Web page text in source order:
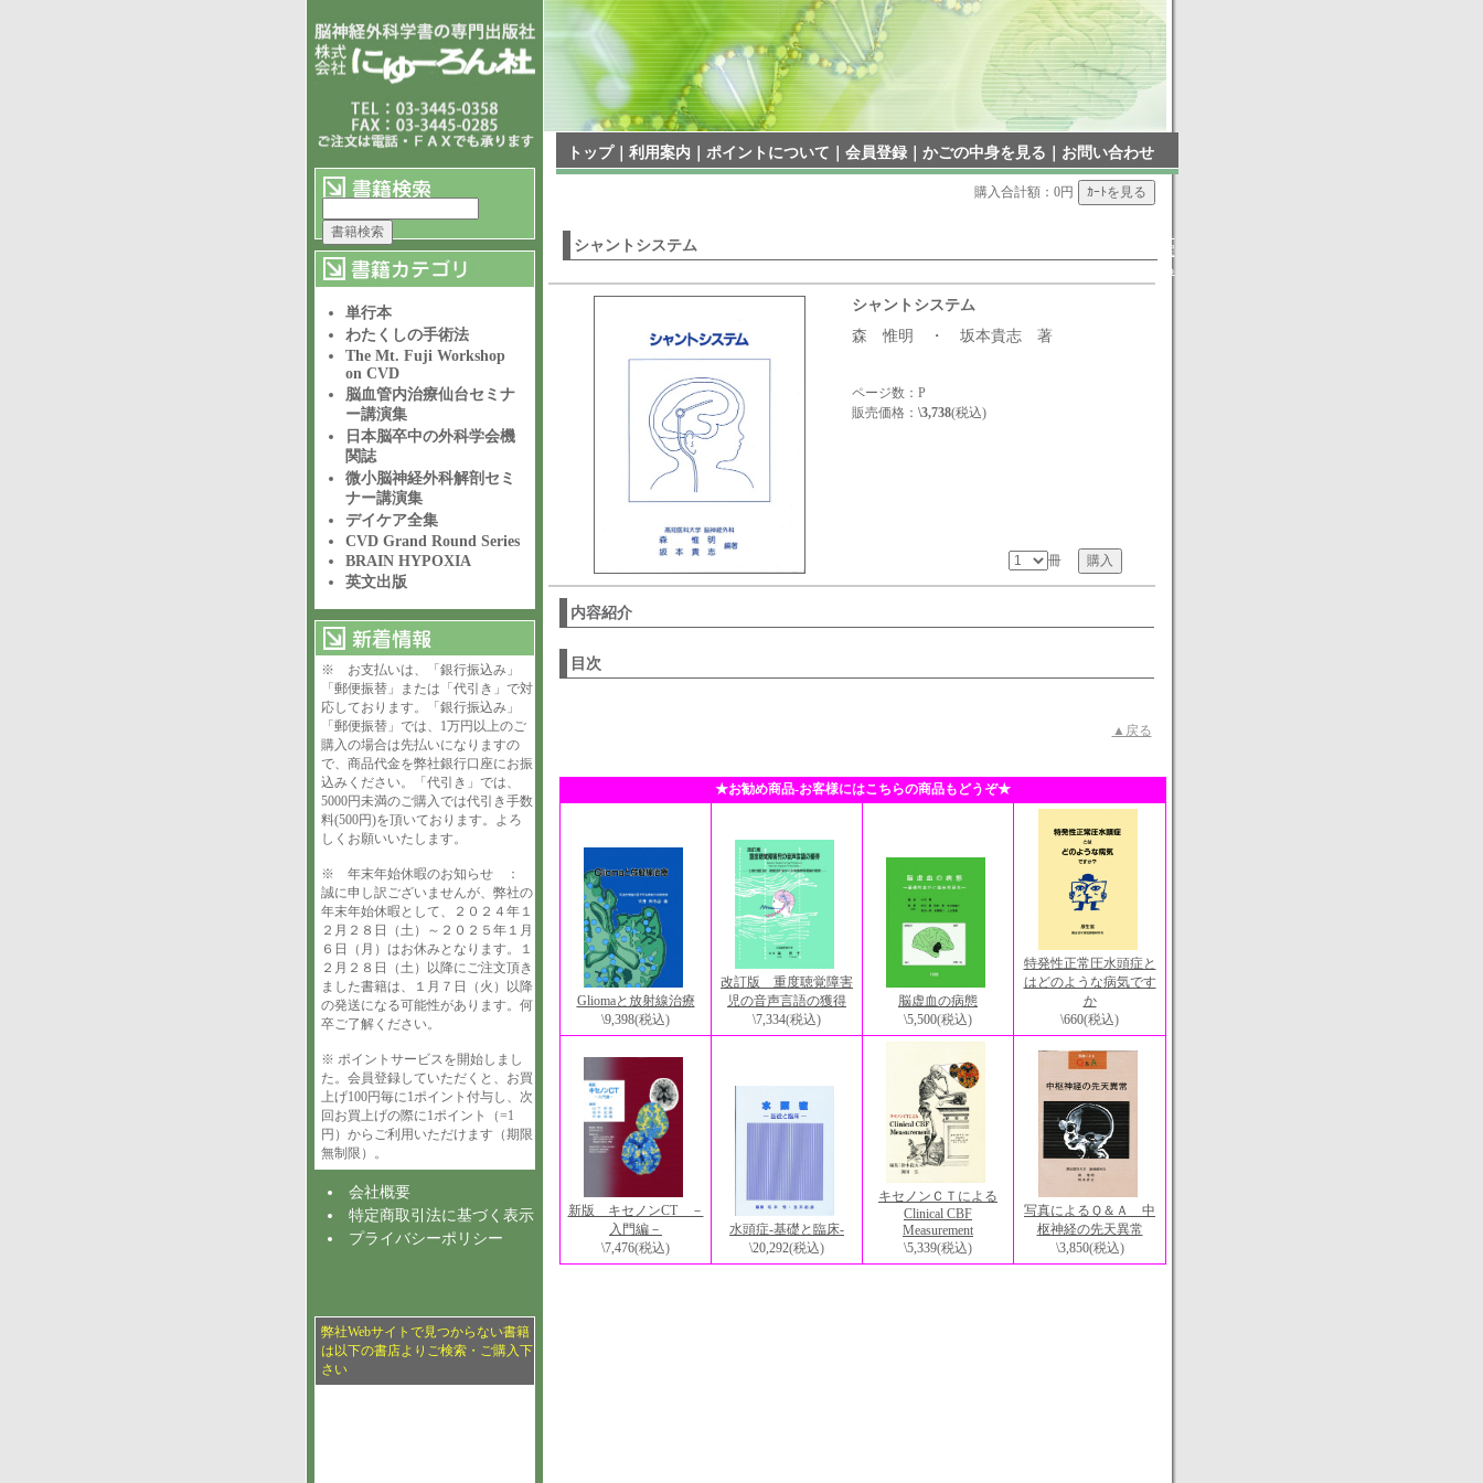
単行本
わたくしの手術法
The Mt. Fuji Workshop
on CVD
脳血管内治療仙台セミナ
ー講演集
日本脳卒中の外科学会機
関誌
微小脳神経外科解剖セミ
ナー講演集
デイケア全集
CVD Grand Round Series
BRAIN HYPOXIA
英文出版
※ お支払いは、「銀行振込み」
「郵便振替」または「代引き」で対
応しております。「銀行振込み」
「郵便振替」では、1万円以上のご
購入の場合は先払いになりますの
で、商品代金を弊社銀行口座にお振
込みください。「代引き」では、
5000円未満のご購入では代引き手数
料(500円)を頂いております。よろ
しくお願いいたします。
※ 年末年始休暇のお知らせ ：
誠に申し訳ございませんが、弊社の
年末年始休暇として、２０２４年１
２月２８日（土）～２０２５年１月
６日（月）はお休みとなります。１
２月２８日（土）以降にご注文頂き
ました書籍は、１月７日（火）以降
の発送になる可能性があります。何
卒ご了解ください。
※ ポイントサービスを開始しまし
た。会員登録していただくと、お買
上げ100円毎に1ポイント付与し、次
回お買上げの際に1ポイント（=1
円）からご利用いただけます（期限
無制限）。
会社概要
特定商取引法に基づく表示
プライバシーポリシー
弊社Webサイトで見つからない書籍
は以下の書店よりご検索・ご購入下
さい
トップ｜ 利用案内 ポイントについて 会員登録｜ かごの中身を見る お問い合わせ
購入合計額：0円
シャントシステム
▲
戻
る
シャントシステム
森 惟明 ・ 坂本貴志 著
ページ数：P
販売価格： \3,738(税込)
冊
内容紹介
目次
▲戻る
★お勧め商品-お客様にはこちらの商品もどうぞ★
Gliomaと放射線治療
\9,398(税込)
改訂版 重度聴覚障害
児の音声言語の獲得
\7,334(税込)
脳虚血の病態
\5,500(税込)
特発性正常圧水頭症と
はどのような病気です
か
\660(税込)
新版 キセノンCT －
入門編－
\7,476(税込)
水頭症-基礎と臨床-
\20,292(税込)
キセノンＣＴによる
Clinical CBF
Measurement
\5,339(税込)
写真によるＱ＆Ａ 中
枢神経の先天異常
\3,850(税込)